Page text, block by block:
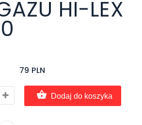
HI-LEX
79 PLN
Dodaj do koszyka